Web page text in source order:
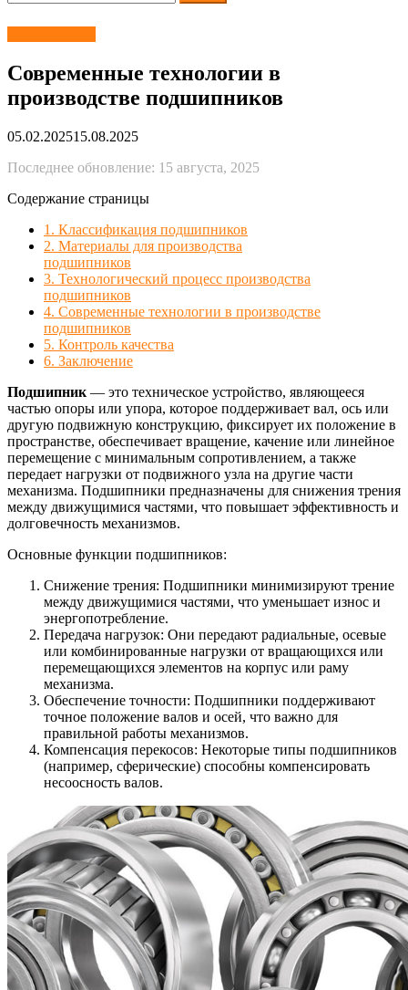
Современные технологии в
производстве подшипников
05.02.202515.08.2025
Последнее обновление: 15 августа, 2025
Содержание страницы
1. Классификация подшипников
2. Материалы для производства
подшипников
3. Технологический процесс производства
подшипников
4. Современные технологии в производстве
подшипников
5. Контроль качества
6. Заключение
Подшипник — это техническое устройство, являющееся
частью опоры или упора, которое поддерживает вал, ось или
другую подвижную конструкцию, фиксирует их положение в
пространстве, обеспечивает вращение, качение или линейное
перемещение с минимальным сопротивлением, а также
передает нагрузки от подвижного узла на другие части
механизма. Подшипники предназначены для снижения трения
между движущимися частями, что повышает эффективность и
долговечность механизмов.
Основные функции подшипников:
Снижение трения: Подшипники минимизируют трение
между движущимися частями, что уменьшает износ и
энергопотребление.
Передача нагрузок: Они передают радиальные, осевые
или комбинированные нагрузки от вращающихся или
перемещающихся элементов на корпус или раму
механизма.
Обеспечение точности: Подшипники поддерживают
точное положение валов и осей, что важно для
правильной работы механизмов.
Компенсация перекосов: Некоторые типы подшипников
(например, сферические) способны компенсировать
несоосность валов.